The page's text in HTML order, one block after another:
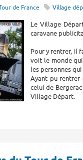
de France Village
Le Village
caravane
Pour y rentrer, il
voit le monde
les personnes
Ayant pu rentrer
celui de
Village Départ.